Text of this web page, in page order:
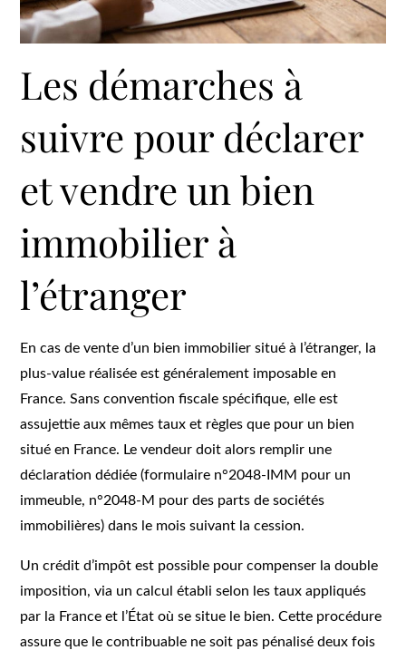
Les démarches à
suivre pour déclarer
et vendre un bien
immobilier à
l’étranger
En cas de vente d’un bien immobilier situé à l’étranger, la
plus-value réalisée est généralement imposable en
France. Sans convention fiscale spécifique, elle est
assujettie aux mêmes taux et règles que pour un bien
situé en France. Le vendeur doit alors remplir une
déclaration dédiée (formulaire n°2048-IMM pour un
immeuble, n°2048-M pour des parts de sociétés
immobilières) dans le mois suivant la cession.
Un crédit d’impôt est possible pour compenser la double
imposition, via un calcul établi selon les taux appliqués
par la France et l’État où se situe le bien. Cette procédure
assure que le contribuable ne soit pas pénalisé deux fois